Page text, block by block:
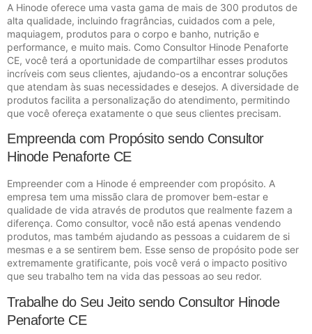
A Hinode oferece uma vasta gama de mais de 300 produtos de
alta qualidade, incluindo fragrâncias, cuidados com a pele,
maquiagem, produtos para o corpo e banho, nutrição e
performance, e muito mais. Como Consultor Hinode Penaforte
CE, você terá a oportunidade de compartilhar esses produtos
incríveis com seus clientes, ajudando-os a encontrar soluções
que atendam às suas necessidades e desejos. A diversidade de
produtos facilita a personalização do atendimento, permitindo
que você ofereça exatamente o que seus clientes precisam.
Empreenda com Propósito sendo Consultor
Hinode Penaforte CE
Empreender com a Hinode é empreender com propósito. A
empresa tem uma missão clara de promover bem-estar e
qualidade de vida através de produtos que realmente fazem a
diferença. Como consultor, você não está apenas vendendo
produtos, mas também ajudando as pessoas a cuidarem de si
mesmas e a se sentirem bem. Esse senso de propósito pode ser
extremamente gratificante, pois você verá o impacto positivo
que seu trabalho tem na vida das pessoas ao seu redor.
Trabalhe do Seu Jeito sendo Consultor Hinode
Penaforte CE